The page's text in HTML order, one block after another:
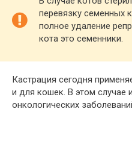
перевязку семенных
полное удаление
кота это семенники.
Кастрация сегодня
и для кошек. В этом случае
онкологических